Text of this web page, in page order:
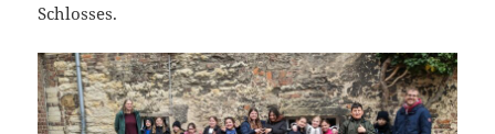
Schlosses.